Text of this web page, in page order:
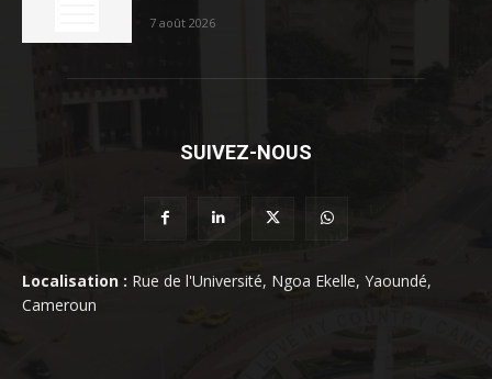
7 août 2026
SUIVEZ-NOUS
Localisation : Rue de l'Université, Ngoa Ekelle, Yaoundé,
Cameroun